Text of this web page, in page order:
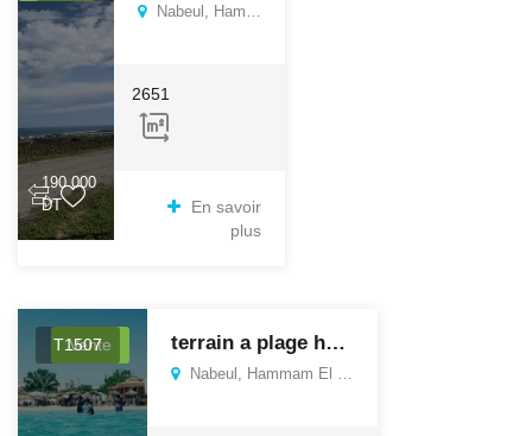
190 000
DT
Nabeul, Hammam El Ghezaz
2651
En savoir
plus
Vente
T1507 terrain a plage hammame ghzeze
Nabeul, Hammam El Ghezaz